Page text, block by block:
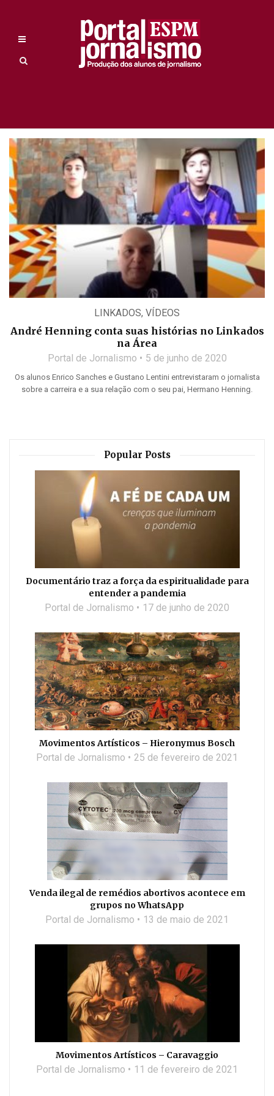
LINKADOS, VÍDEOS
André Henning conta suas histórias no Linkados
na Área
Portal de Jornalismo 5 de junho de 2020
Os alunos Enrico Sanches e Gustano Lentini entrevistaram o jornalista
sobre a carreira e a sua relação com o seu pai, Hermano Henning.
Popular Posts
Documentário traz a força da espiritualidade para
entender a pandemia
Portal de Jornalismo 17 de junho de 2020
Movimentos Artísticos – Hieronymus Bosch
Portal de Jornalismo 25 de fevereiro de 2021
Venda ilegal de remédios abortivos acontece em
grupos no WhatsApp
Portal de Jornalismo 13 de maio de 2021
Movimentos Artísticos – Caravaggio
Portal de Jornalismo 11 de fevereiro de 2021